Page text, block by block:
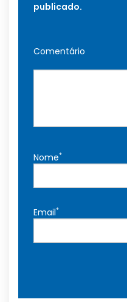
publicado.
Comentário
Nome*
Email*